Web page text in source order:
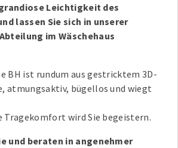
Leichtigkeit des
lassen Sie sich in unserer
im Wäschehaus
BH ist rundum aus gestricktem 3D-
atmungsaktiv, bügellos und wiegt
Tragekomfort wird Sie begeistern.
und beraten in angenehmer